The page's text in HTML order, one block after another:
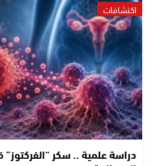
اكتشافات
دراسة علمية .. سكر “الفركتوز”